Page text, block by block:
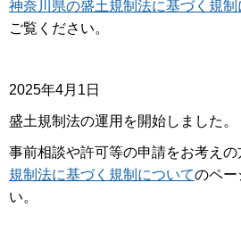
神奈川県の盛土規制法に基づく規制
ご覧ください。
2025年4月1日
盛土規制法の運用を開始しました。
事前相談や許可等の申請をお考えの
規制法に基づく規制についてのペー
い。